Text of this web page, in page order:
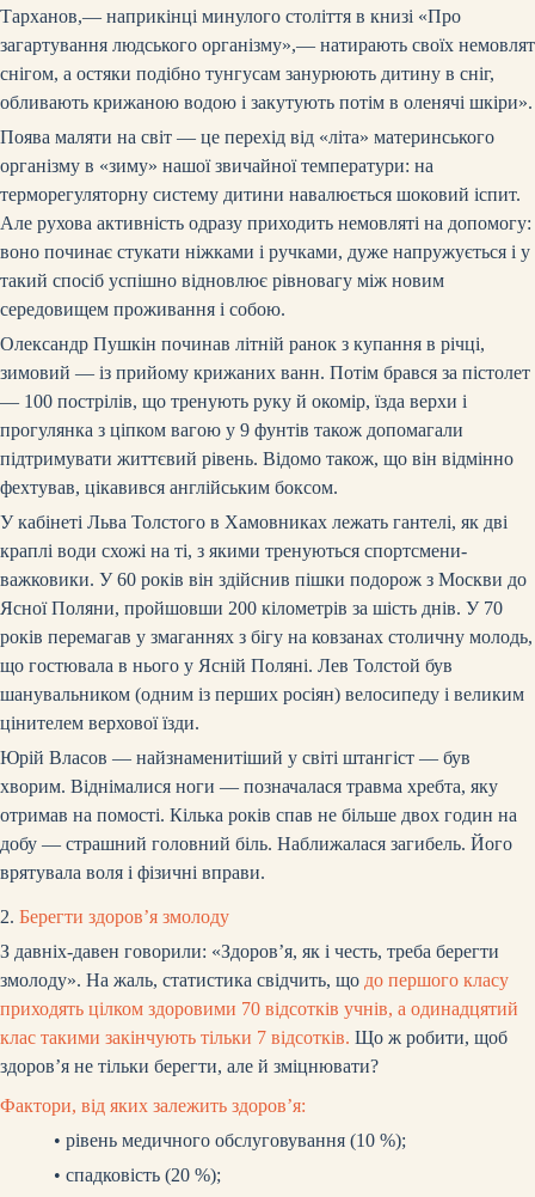
Тарханов,— наприкінці минулого століття в книзі «Про
загартування людського організму»,— натирають своїх немовлят
снігом, а остяки подібно тунгусам занурюють дитину в сніг,
обливають крижаною водою і закутують потім в оленячі шкіри».
Поява маляти на світ — це перехід від «літа» материнського
організму в «зиму» нашої звичайної температури: на
терморегуляторну систему дитини навалюється шоковий іспит.
Але рухова активність одразу приходить немовляті на допомогу:
воно починає стукати ніжками і ручками, дуже напружується і у
такий спосіб успішно відновлює рівновагу між новим
середовищем проживання і собою.
Олександр Пушкін починав літній ранок з купання в річці,
зимовий — із прийому крижаних ванн. Потім брався за пістолет
— 100 пострілів, що тренують руку й окомір, їзда верхи і
прогулянка з ціпком вагою у 9 фунтів також допомагали
підтримувати життєвий рівень. Відомо також, що він відмінно
фехтував, цікавився англійським боксом.
У кабінеті Льва Толстого в Хамовниках лежать гантелі, як дві
краплі води схожі на ті, з якими тренуються спортсмени-
важковики. У 60 років він здійснив пішки подорож з Москви до
Ясної Поляни, пройшовши 200 кілометрів за шість днів. У 70
років перемагав у змаганнях з бігу на ковзанах столичну молодь,
що гостювала в нього у Ясній Поляні. Лев Толстой був
шанувальником (одним із перших росіян) велосипеду і великим
цінителем верхової їзди.
Юрій Власов — найзнаменитіший у світі штангіст — був
хворим. Віднімалися ноги — позначалася травма хребта, яку
отримав на помості. Кілька років спав не більше двох годин на
добу — страшний головний біль. Наближалася загибель. Його
врятувала воля і фізичні вправи.
2. Берегти здоров’я змолоду
З давніх-давен говорили: «Здоров’я, як і честь, треба берегти
змолоду». На жаль, статистика свідчить, що до першого класу
приходять цілком здоровими 70 відсотків учнів, а одинадцятий
клас такими закінчують тільки 7 відсотків. Що ж робити, щоб
здоров’я не тільки берегти, але й зміцнювати?
Фактори, від яких залежить здоров’я:
•рівень медичного обслуговування (10 %);
•спадковість (20 %);